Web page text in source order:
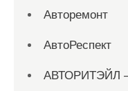
Авторемонт
АвтоРеспект
АВТОРИТЭЙЛ